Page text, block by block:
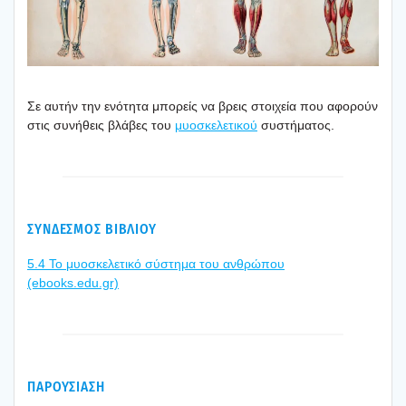
Σε αυτήν την ενό­τη­τα μπο­ρείς να βρεις στοι­χεία που αφο­ρούν
στις συνή­θεις βλά­βες του μυο­σκε­λε­τι­κού συστή­μα­τος.
ΣΥΝΔΕΣΜΟΣ ΒΙΒΛΙΟΥ
5.4 Το μυο­σκε­λε­τι­κό σύστη­μα του ανθρώ­που
(ebooks.edu.gr)
ΠΑΡΟΥΣΙΑΣΗ